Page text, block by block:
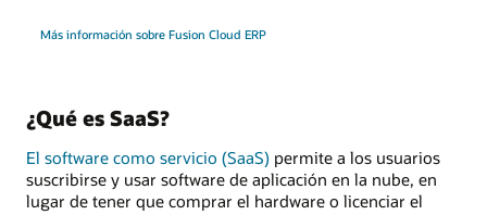
Más información sobre Fusion Cloud ERP
¿Qué es SaaS?
El software como servicio (SaaS) permite a los usuarios
suscribirse y usar software de aplicación en la nube, en
lugar de tener que comprar el hardware o licenciar el